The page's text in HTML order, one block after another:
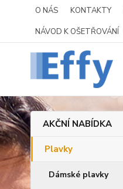
O NÁS KONTAKTY
NÁVOD K OŠETŘOVÁNÍ
AKČNÍ NABÍDKA
Plavky
Dámské plavky